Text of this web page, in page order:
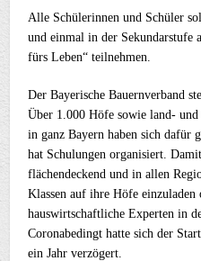
Alle Schülerinnen und Schüler
und einmal in der Sekundarstufe
fürs Leben“ teilnehmen.
Der Bayerische Bauernverband
Über 1.000 Höfe sowie land-
in ganz Bayern haben sich dafür
hat Schulungen organisiert.
flächendeckend und in allen
Klassen auf ihre Höfe einzuladen
hauswirtschaftliche Experten in
Coronabedingt hatte sich der
ein Jahr verzögert.